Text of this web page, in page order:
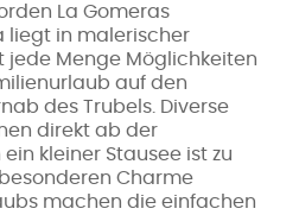
La Gomeras
liegt in malerischer
jede Menge Möglichkeiten
auf den
des Trubels. Diverse
direkt ab der
kleiner Stausee ist zu
Charme
machen die einfachen